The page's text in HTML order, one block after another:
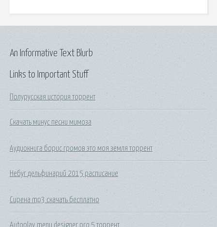
Links to Important Stuff
Полурусская история торрент
Скачать минус песни мимоза
Аудиокнига борис громов это моя земля торрент
Небуг дельфинарий 2015 расписание
Сирена mp3 скачать бесплатно
Autoplay menu designer pro 5 торрент
An Informative Text Blurb